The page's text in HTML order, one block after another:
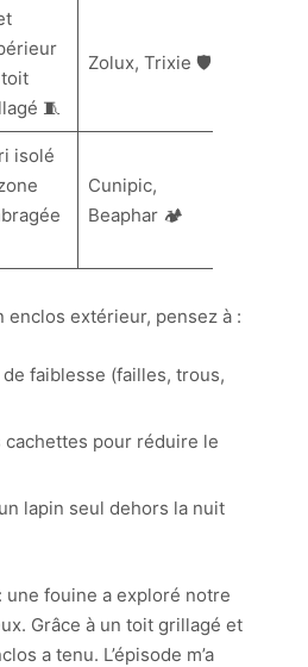
🧵
Zolux, Trixie 🛡️
isolé
Cunipic,
Beaphar 🏕️
enclos extérieur, pensez à :
faiblesse (failles, trous,
pour réduire le
lapin seul dehors la nuit
une fouine a exploré notre
Grâce à un toit grillagé et
a tenu. L’épisode m’a